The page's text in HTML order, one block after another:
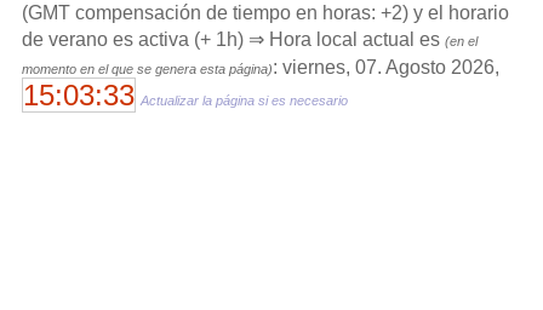
(GMT compensación de tiempo en horas: +2) y el horario
de verano es activa (+ 1h) ⇒ Hora local actual es (en el
momento en el que se genera esta página): viernes, 07. Agosto 2026,
15:03:33 Actualizar la página si es necesario